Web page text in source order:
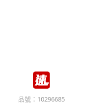
品號： 10296685